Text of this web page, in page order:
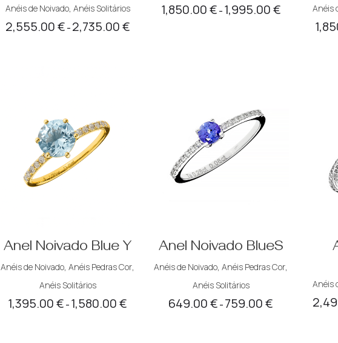
Anéis de Noivado, Anéis Solitários
2,555.00€ – 2,735.00€Price
1,850.00€ – 1,995.00€Price
Anéis
Anel Noivado Blue Y
Anéis de Noivado,Anéis Pedras Cor,
Anéis Solitários
1,395.00€ – 1,580.00€
Anel Noivado BlueS
Anéis de Noivado,Anéis Pedras Cor,
Anéis Solitários
649.00€ – 759.00€
Anéis